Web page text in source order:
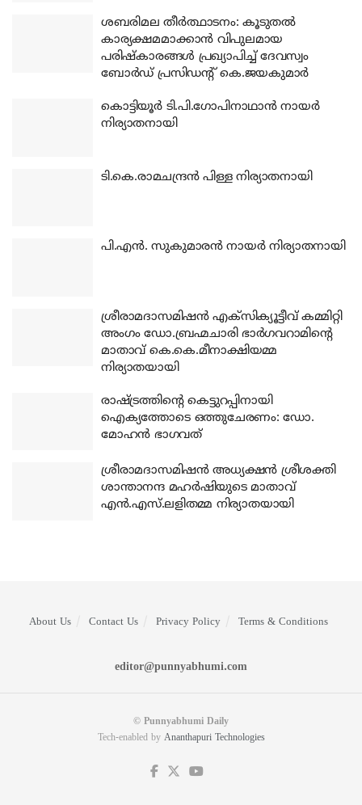
ശബരിമല തീര്‍ത്ഥാടനം: കൂടുതല്‍
കാര്യക്ഷമമാക്കാന്‍ വിപുലമായ
പരിഷ്‌കാരങ്ങള്‍ പ്രഖ്യാപിച്ച് ദേവസ്വം
ബോര്‍ഡ് പ്രസിഡന്റ് കെ.ജയകുമാര്‍
കൊട്ടിയൂര്‍ ടി.പി.ഗോപിനാഥാന്‍ നായര്‍
നിര്യാതനായി
ടി.കെ.രാമചന്ദ്രന്‍ പിള്ള നിര്യാതനായി
പി.എന്‍. സുകുമാരന്‍ നായര്‍ നിര്യാതനായി
ശ്രീരാമദാസമിഷന്‍ എക്‌സിക്യൂട്ടീവ് കമ്മിറ്റി
അംഗം ഡോ.ബ്രഹ്മചാരി ഭാര്‍ഗവറാമിന്റെ
മാതാവ് കെ.കെ.മീനാക്ഷിയമ്മ
നിര്യാതയായി
രാഷ്ട്രത്തിന്റെ കെട്ടുറപ്പിനായി
ഐക്യത്തോടെ ഒത്തുചേരണം: ഡോ.
മോഹന്‍ ഭാഗവത്
ശ്രീരാമദാസമിഷന്‍ അധ്യക്ഷന്‍ ശ്രീശക്തി
ശാന്താനന്ദ മഹര്‍ഷിയുടെ മാതാവ്
എന്‍.എസ്.ലളിതമ്മ നിര്യാതയായി
About Us Contact Us Privacy Policy Terms & Conditions
editor@punnyabhumi.com
© Punnyabhumi Daily
Tech-enabled by Ananthapuri Technologies